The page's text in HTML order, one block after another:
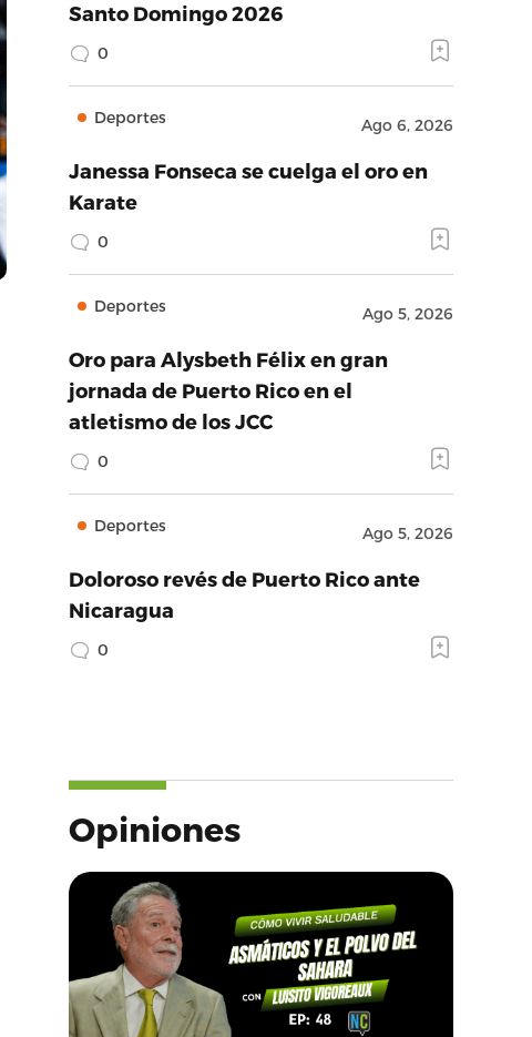
Santo Domingo 2026
0
Deportes Ago 6, 2026
Janessa Fonseca se cuelga el oro en
Karate
0
Deportes Ago 5, 2026
Oro para Alysbeth Félix en gran
jornada de Puerto Rico en el
atletismo de los JCC
0
Deportes Ago 5, 2026
Doloroso revés de Puerto Rico ante
Nicaragua
0
Opiniones